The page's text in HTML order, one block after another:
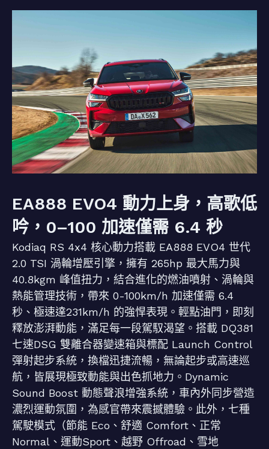
EA888 EVO4 動力上身，高歌低
吟，0–100 加速僅需 6.4 秒
Kodiaq RS 4x4 核心動力搭載 EA888 EVO4 世代
2.0 TSI 渦輪增壓引擎，擁有 265hp 最大馬力與
40.8kgm 峰值扭力，結合進化的燃油噴射、渦輪與
熱能管理技術，帶來 0-100km/h 加速僅需 6.4
秒、極速達231km/h 的強悍表現。輕點油門，即刻
釋放澎湃動能，滿足每一段駕馭渴望。搭載 DQ381
七速DSG 雙離合器變速箱與標配 Launch Control
彈射起步系統，換檔迅捷流暢，無論起步或高速巡
航，皆展現極致動能與出色抓地力。Dynamic
Sound Boost 動態聲浪增強系統，車內外同步營造
濃烈運動氛圍，為感官帶來震撼體驗。此外，七種
駕駛模式（節能 Eco、舒適 Comfort、正常
Normal、運動Sport、越野 Offroad、雪地